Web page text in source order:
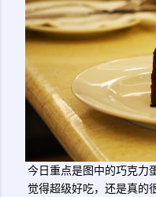
今日重点是图中的巧克力
觉得超级好吃，还是真的